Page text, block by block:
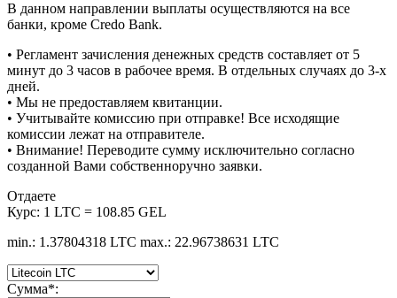
В данном направлении выплаты осуществляются на все
банки, кроме Credo Bank.
• Регламент зачисления денежных средств составляет от 5
минут до 3 часов в рабочее время. В отдельных случаях до 3-х
дней.
• Мы не предоставляем квитанции.
• Учитывайте комиссию при отправке! Все исходящие
комиссии лежат на отправителе.
• Внимание! Переводите сумму исключительно согласно
созданной Вами собственноручно заявки.
Отдаете
Курс: 1 LTC = 108.85 GEL
min.: 1.37804318 LTC max.: 22.96738631 LTC
Сумма*: